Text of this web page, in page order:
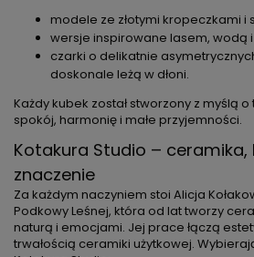
modele ze złotymi kropeczkami i
wersje inspirowane lasem, wodą
czarki o delikatnie
doskonale leżą w dłoni.
Każdy kubek został stworzony z myślą
spokój, harmonię i małe przyjemności.
Kotakura Studio –
znaczenie
Za każdym naczyniem stoi Alicja
Podkowy Leśnej, która od lat tworzy
naturą i emocjami. Jej prace łączą
trwałością ceramiki użytkowej.